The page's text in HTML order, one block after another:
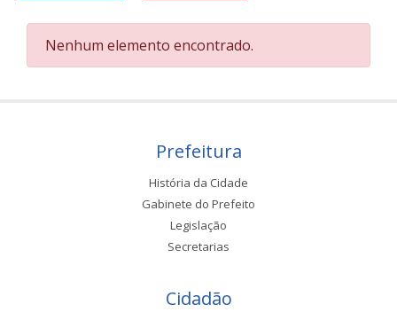
Nenhum elemento encontrado.
Prefeitura
História da Cidade
Gabinete do Prefeito
Legislação
Secretarias
Cidadão